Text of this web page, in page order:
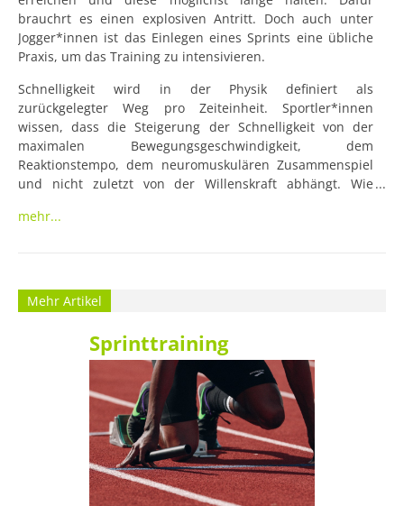
brauchrt es einen explosiven Antritt. Doch auch unter
Jogger*innen ist das Einlegen eines Sprints eine übliche
Praxis, um das Training zu intensivieren.
Schnelligkeit wird in der Physik definiert als
zurückgelegter Weg pro Zeiteinheit. Sportler*innen
wissen, dass die Steigerung der Schnelligkeit von der
maximalen Bewegungsgeschwindigkeit, dem
Reaktionstempo, dem neuromuskulären Zusammenspiel
und nicht zuletzt von der Willenskraft abhängt. Wie
gut die anaeroben Energiesysteme funktionieren und wie
nur die Entwicklung von Ausdauer, sondern auch die
Entwicklung von Kraft, Koordination und Schnelligkeit
sollten Trainingsziele aller Läufer*innen sein. Die
Steigerung der Laufgeschwindigkeit zum Beispiel ist
mehr...
Mehr Artikel
Sprinttraining